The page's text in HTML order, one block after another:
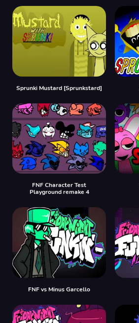
Sprunki Mustard [Sprunkstard]
FNF Character Test
Playground remake 4
FNF vs Minus Garcello